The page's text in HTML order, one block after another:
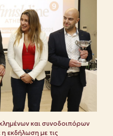
και συνοδοιπόρων
εκδήλωση με τις